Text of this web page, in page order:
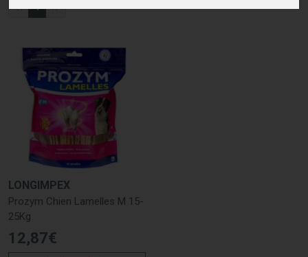
1
LONGIMPEX
Prozym Chien Lamelles M 15-
25Kg
12,87€